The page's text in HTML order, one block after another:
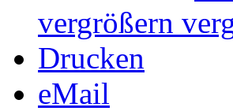
vergrößern
Drucken
eMail